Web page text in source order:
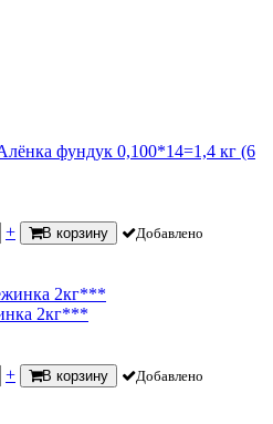
фундук 0,100*14=1,4 кг (6
+ В корзину Добавлено
2кг***
+ В корзину Добавлено